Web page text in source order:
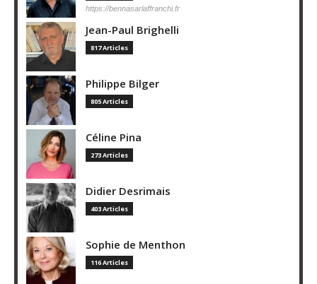
https://bennasarlaffranchi.fr
Jean-Paul Brighelli
817 Articles
Philippe Bilger
805 Articles
Céline Pina
273 Articles
Didier Desrimais
403 Articles
Sophie de Menthon
116 Articles